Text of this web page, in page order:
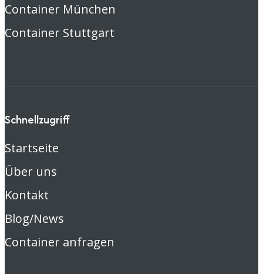
Container München
Container Stuttgart
Schnellzugriff
Startseite
Über uns
Kontakt
Blog/News
Container anfragen